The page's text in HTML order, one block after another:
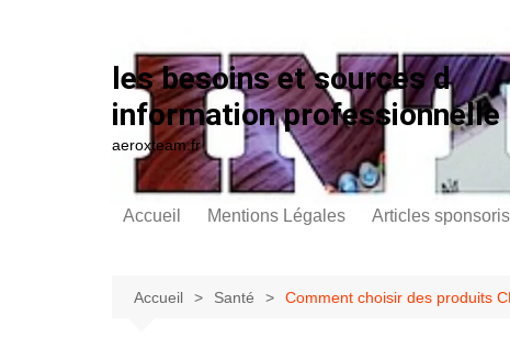
les besoins et sources d
information professionnelle
aeroxteam.fr
Accueil Mentions Légales Articles
Accueil Santé Comment choisir des produits